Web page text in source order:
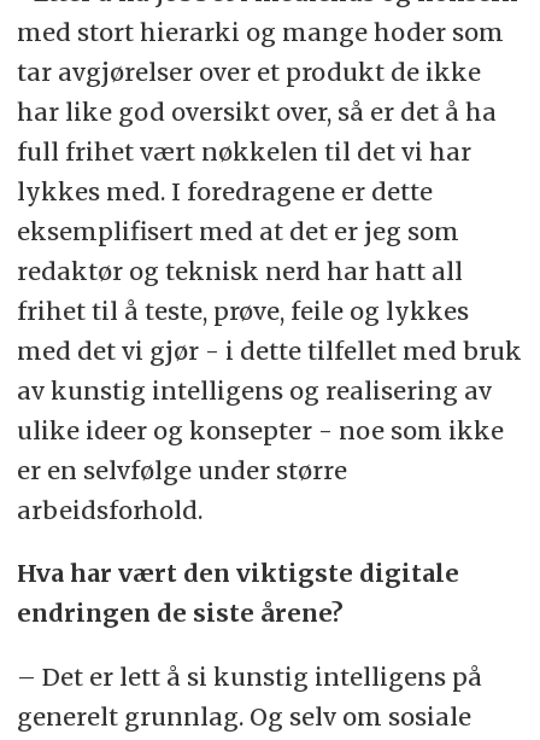
med stort hierarki og mange hoder som
tar avgjørelser over et produkt de ikke
har like god oversikt over, så er det å ha
full frihet vært nøkkelen til det vi har
lykkes med. I foredragene er dette
eksemplifisert med at det er jeg som
redaktør og teknisk nerd har hatt all
frihet til å teste, prøve, feile og lykkes
med det vi gjør - i dette tilfellet med bruk
av kunstig intelligens og realisering av
ulike ideer og konsepter - noe som ikke
er en selvfølge under større
arbeidsforhold.
Hva har vært den viktigste digitale
endringen de siste årene?
– Det er lett å si kunstig intelligens på
generelt grunnlag. Og selv om sosiale